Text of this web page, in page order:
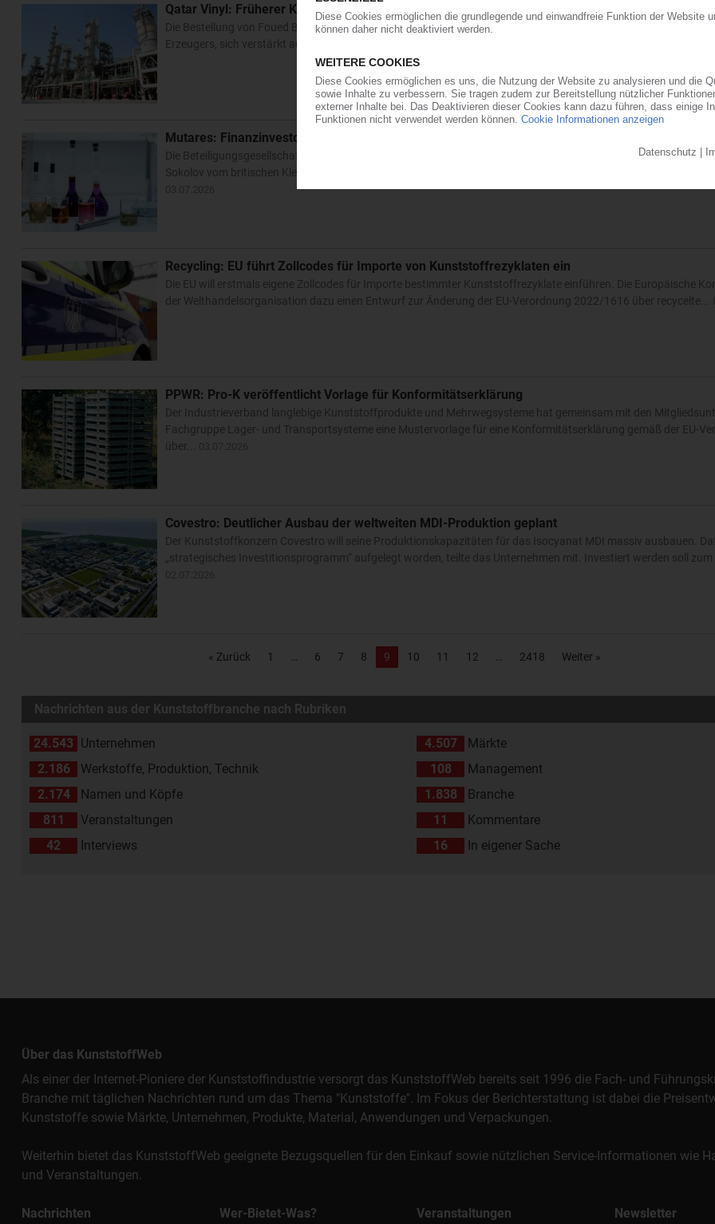
Qatar Vinyl: Früherer Kem-One-Manager Bahri übernimmt PVC-Vertrieb
Die Bestellung von Foued Bahri zum Global Business Manager der Qatar Vinyl Company unterstreicht die
Erzeugers, sich verstärkt auf das internationale Geschäft auszurichten. Der in Frankreich ausgebildete Manager
Mutares: Finanzinvestor kauft Acrylsäure-Geschäft von Synthomer
Die Beteiligungsgesellschaft Mutares hat das Geschäft mit Acrylsäure und Acrylat-Monomeren am
Sokolov vom britischen Klebemittelspezialisten Synthomer gekauft. Zum Kaufpreis wurden keine Angaben
Recycling: EU führt Zollcodes für Importe von Kunststoffrezyklaten ein
Die EU will erstmals eigene Zollcodes für Importe bestimmter Kunststoffrezyklate einführen. Die Europäische
der Welthandelsorganisation dazu einen Entwurf zur Änderung der EU-Verordnung 2022/1616 über recycelte...
PPWR: Pro-K veröffentlicht Vorlage für Konformitätserklärung
Der Industrieverband langlebige Kunststoffprodukte und Mehrwegsysteme hat gemeinsam mit den
Fachgruppe Lager- und Transportsysteme eine Mustervorlage für eine Konformitätserklärung gemäß der EU-
über...
Covestro: Deutlicher Ausbau der weltweiten MDI-Produktion geplant
Der Kunststoffkonzern Covestro will seine Produktionskapazitäten für das Isocyanat MDI massiv ausbauen.
„strategisches Investitionsprogramm“ aufgelegt worden, teilte das Unternehmen mit. Investiert werden soll zum
« Zurück 1 6 7 8 9 10 11 12 2418 Weiter »
Nachrichten aus der Kunststoffbranche nach Rubriken
24.543 Unternehmen 4.507
Märkte
2.186
Werkstoffe, Produktion, Technik 108
Management
2.174
Namen und Köpfe 1.838
Branche
811
Veranstaltungen 11
Kommentare
42
Interviews 16 In eigener Sache
Über das KunststoffWeb
Als einer der Internet-Pioniere der Kunststoffindustrie versorgt das KunststoffWeb bereits seit 1996 die Fach- und
Branche mit täglichen Nachrichten rund um das Thema "Kunststoffe". Im Fokus der Berichterstattung ist dabei die
Kunststoffe sowie Märkte, Unternehmen, Produkte, Material, Anwendungen und Verpackungen.
Weiterhin bietet das KunststoffWeb geeignete Bezugsquellen für den Einkauf sowie nützlichen Service-Informationen wie
und Veranstaltungen.
Nachrichten Wer-Bietet-Was? Veranstaltungen Newsletter